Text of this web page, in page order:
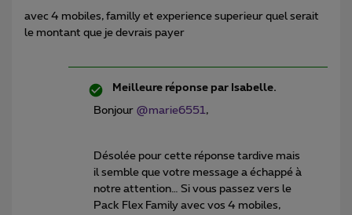
avec 4 mobiles, familly et experience superieur quel serait
le montant que je devrais payer
Meilleure réponse par Isabelle.
Bonjour @marie6551 ,
Désolée pour cette réponse tardive mais
il semble que votre message a échappé à
notre attention… Si vous passez vers le
Pack Flex Family avec vos 4 mobiles,